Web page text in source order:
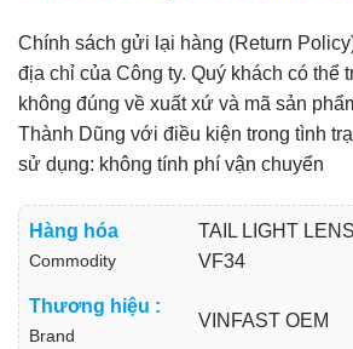
Chính sách gửi lại hàng (Return
địa chỉ của Công ty. Quý khách có thể
không đúng về xuất xứ và mã sản
Thành Dũng với điều kiện trong tình
sử dụng: không tính phí vận chuyển
Hàng hóa
Commodity
TAIL LIGHT
VF34
Thương hiệu :
Brand
VINFAST OEM